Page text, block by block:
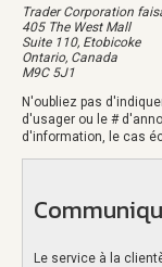
Trader Corporation
405 The West Mall
Suite 110, Etobicoke
Ontario, Canada
M9C 5J1
N'oubliez pas
d'usager ou le #
d'information, le cas
Le service à la